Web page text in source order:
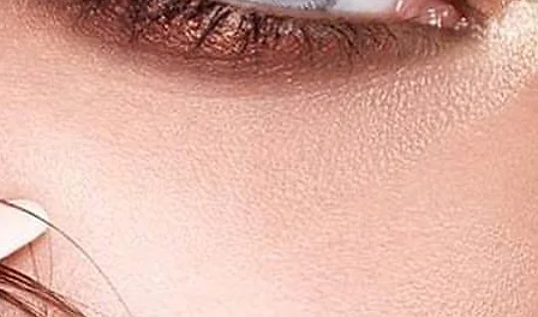
besonders natürlichen Look.
haltbar.
ein sehr angenehmes
Irritationen.
von der "efsa" und der "EMA"
für farbige, luxuriöse
Wir empfehlen unsere LUNA
Kombilösung zu reinigen /